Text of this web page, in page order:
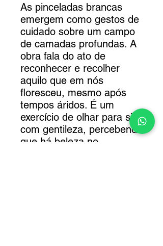
As pinceladas brancas
emergem como gestos de
cuidado sobre um campo
de camadas profundas. A
obra fala do ato de
reconhecer e recolher
aquilo que em nós
floresceu, mesmo após
tempos áridos. É um
exercício de olhar para si
com gentileza, percebendo
que há beleza no